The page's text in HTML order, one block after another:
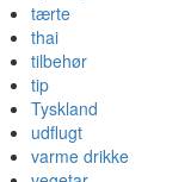
tærte
thai
tilbehør
tip
Tyskland
udflugt
varme drikke